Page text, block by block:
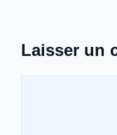
Laisser un